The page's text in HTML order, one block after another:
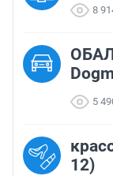
8
5
12)